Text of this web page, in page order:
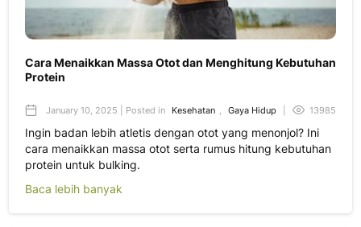
Cara Menaikkan Massa Otot dan Menghitung Kebutuhan
Protein
January 10, 2025 | Posted in Kesehatan , Gaya Hidup 13985
Ingin badan lebih atletis dengan otot yang menonjol? Ini
cara menaikkan massa otot serta rumus hitung kebutuhan
protein untuk bulking.
Baca lebih banyak